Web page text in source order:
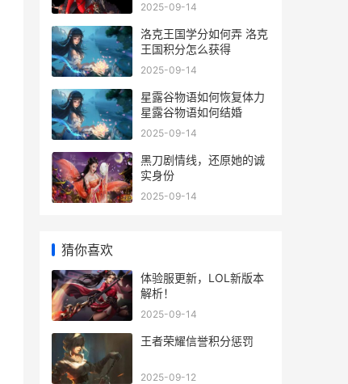
2025-09-14
洛克王国学分如何弄 洛克
王国积分怎么获得
2025-09-14
星露谷物语如何恢复体力
星露谷物语如何结婚
2025-09-14
黑刀剧情线，还原她的诚
实身份
2025-09-14
猜你喜欢
体验服更新，LOL新版本
解析！
2025-09-14
王者荣耀信誉积分惩罚
2025-09-12